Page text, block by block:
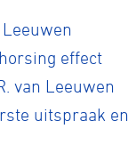
effect
van Leeuwen
uitspraak en